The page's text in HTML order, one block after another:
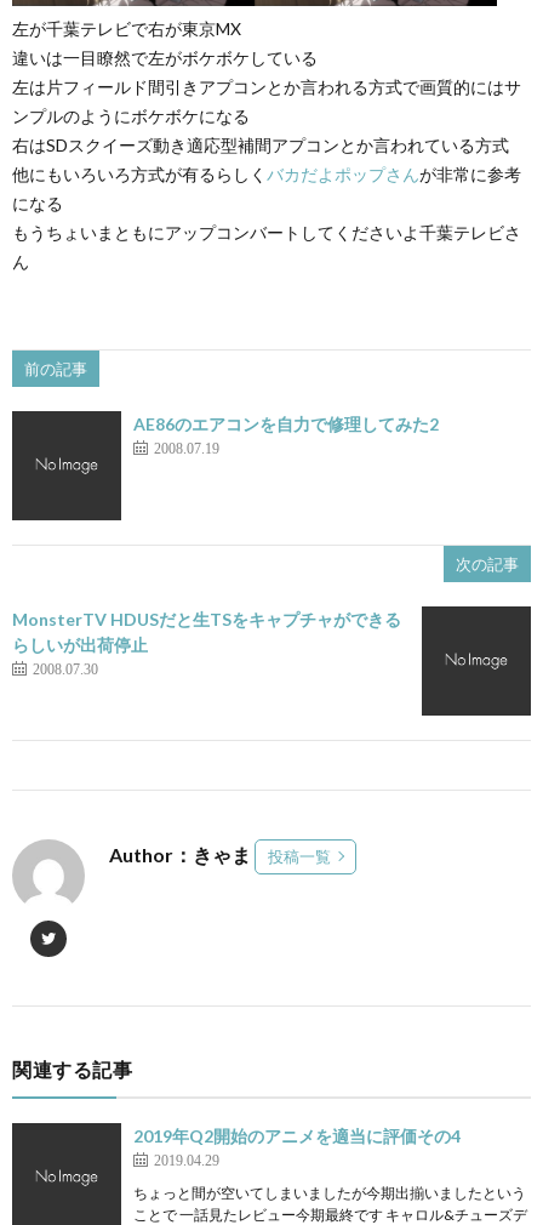
左が千葉テレビで右が東京MX
違いは一目瞭然で左がボケボケしている
左は片フィールド間引きアプコンとか言われる方式で画質的にはサ
ンプルのようにボケボケになる
右はSDスクイーズ動き適応型補間アプコンとか言われている方式
他にもいろいろ方式が有るらしく バカだよポップさんが非常に参考
になる
もうちょいまともにアップコンバートしてくださいよ千葉テレビさ
ん
前の記事
AE86のエアコンを自力で修理してみた2
2008.07.19
次の記事
MonsterTV HDUSだと生TSをキャプチャができる
らしいが出荷停止
2008.07.30
Author：きゃま 投稿一覧
関連する記事
2019年Q2開始のアニメを適当に評価その4
2019.04.29
ちょっと間が空いてしまいましたが今期出揃いましたという
ことで 一話見たレビュー今期最終です キャロル&チューズデ